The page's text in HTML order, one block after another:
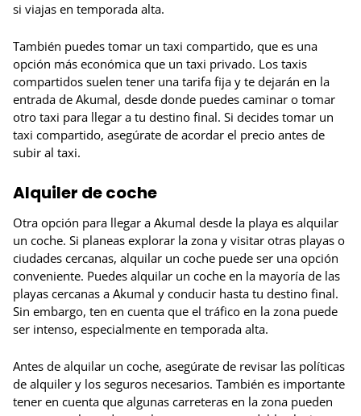
si viajas en temporada alta.
También puedes tomar un taxi compartido, que es una
opción más económica que un taxi privado. Los taxis
compartidos suelen tener una tarifa fija y te dejarán en la
entrada de Akumal, desde donde puedes caminar o tomar
otro taxi para llegar a tu destino final. Si decides tomar un
taxi compartido, asegúrate de acordar el precio antes de
subir al taxi.
Alquiler de coche
Otra opción para llegar a Akumal desde la playa es alquilar
un coche. Si planeas explorar la zona y visitar otras playas o
ciudades cercanas, alquilar un coche puede ser una opción
conveniente. Puedes alquilar un coche en la mayoría de las
playas cercanas a Akumal y conducir hasta tu destino final.
Sin embargo, ten en cuenta que el tráfico en la zona puede
ser intenso, especialmente en temporada alta.
Antes de alquilar un coche, asegúrate de revisar las políticas
de alquiler y los seguros necesarios. También es importante
tener en cuenta que algunas carreteras en la zona pueden